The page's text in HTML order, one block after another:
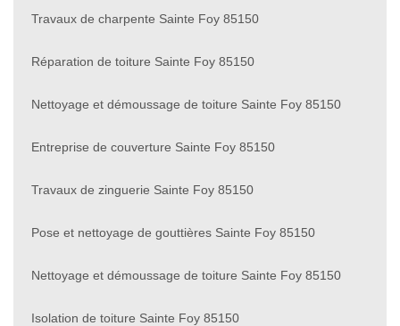
Travaux de charpente Sainte Foy 85150
Réparation de toiture Sainte Foy 85150
Nettoyage et démoussage de toiture Sainte Foy 85150
Entreprise de couverture Sainte Foy 85150
Travaux de zinguerie Sainte Foy 85150
Pose et nettoyage de gouttières Sainte Foy 85150
Nettoyage et démoussage de toiture Sainte Foy 85150
Isolation de toiture Sainte Foy 85150